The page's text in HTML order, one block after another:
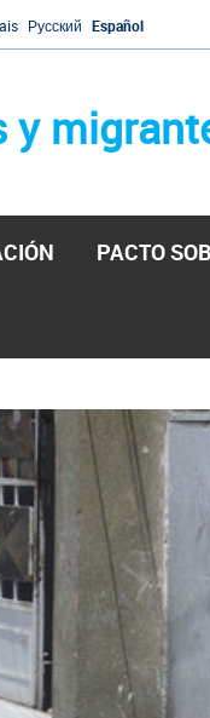
Русский Español
y
PACTO
por el presidente
pero necesita el